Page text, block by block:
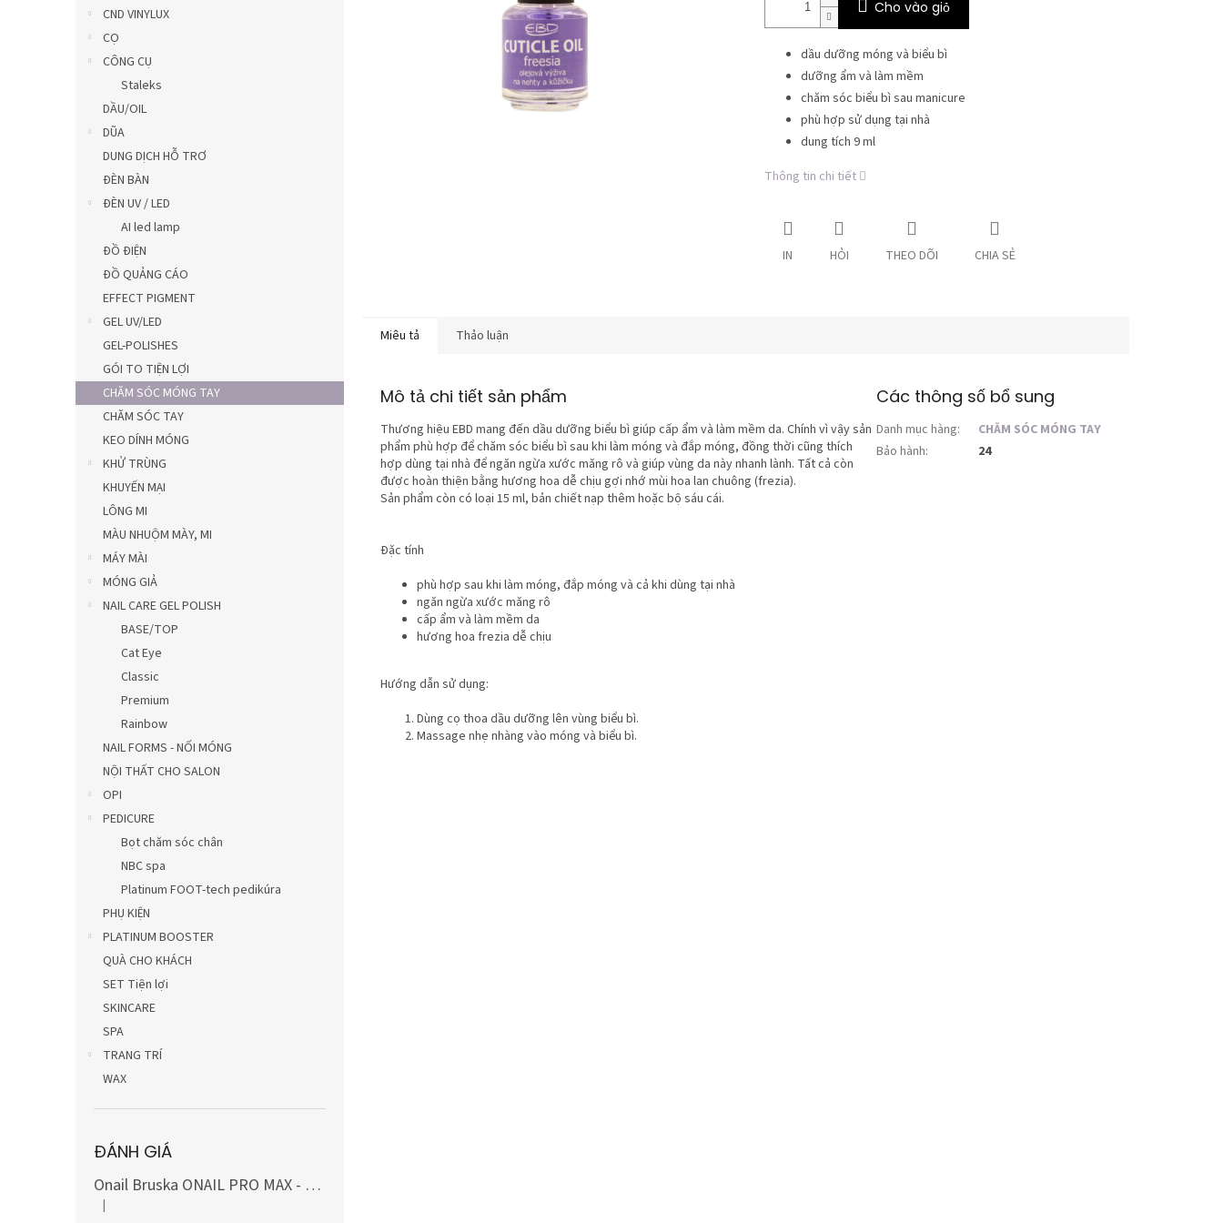
CND VINYLUX
CỌ
CÔNG CỤ
Staleks
DẦU/OIL
DŨA
DUNG DỊCH HỖ TRƠ
ĐÈN BÀN
ĐÈN UV / LED
AI led lamp
ĐỒ ĐIỆN
ĐỒ QUẢNG CÁO
EFFECT PIGMENT
GEL UV/LED
GEL-POLISHES
GÓI TO TIỆN LỢI
CHĂM SÓC MÓNG TAY
CHĂM SÓC TAY
KEO DÍNH MÓNG
KHỬ TRÙNG
KHUYẾN MẠI
LÔNG MI
MÀU NHUỘM MÀY, MI
MÁY MÀI
MÓNG GIẢ
NAIL CARE GEL POLISH
BASE/TOP
Cat Eye
Classic
Premium
Rainbow
NAIL FORMS - NỐI MÓNG
NỘI THẤT CHO SALON
OPI
PEDICURE
Bọt chăm sóc chân
NBC spa
Platinum FOOT-tech pedikúra
PHỤ KIỆN
PLATINUM BOOSTER
QUÀ CHO KHÁCH
SET Tiện lợi
SKINCARE
SPA
TRANG TRÍ
WAX
ĐÁNH GIÁ
Onail Bruska ONAIL PRO MAX - MÀU TRẮNG, bao gồm bộ mũi khoan carbide và kim cương (10 món)
Đánh giá sản phẩm là 5 trên 5 sao.
|
Cho vào giỏ
dầu dưỡng móng và biểu bì
dưỡng ẩm và làm mềm
chăm sóc biểu bì sau manicure
phù hợp sử dụng tại nhà
dung tích 9 ml
Thông tin chi tiết
IN HỎI THEO DÕI CHIA SẺ
Miêu tả Thảo luận
Mô tả chi tiết sản phẩm
Thương hiệu EBD mang đến dầu dưỡng biểu bì giúp cấp ẩm và làm mềm da. Chính vì vậy sản
phẩm phù hợp để chăm sóc biểu bì sau khi làm móng và đắp móng, đồng thời cũng thích
hợp dùng tại nhà để ngăn ngừa xước măng rô và giúp vùng da này nhanh lành. Tất cả còn
được hoàn thiện bằng hương hoa dễ chịu gợi nhớ mùi hoa lan chuông (frezia).
Sản phẩm còn có loại 15 ml, bản chiết nạp thêm hoặc bộ sáu cái.
Đặc tính
phù hợp sau khi làm móng, đắp móng và cả khi dùng tại nhà
ngăn ngừa xước măng rô
cấp ẩm và làm mềm da
hương hoa frezia dễ chịu
Hướng dẫn sử dụng:
Dùng cọ thoa dầu dưỡng lên vùng biểu bì.
Massage nhẹ nhàng vào móng và biểu bì.
Các thông số bổ sung
Danh mục hàng:
CHĂM SÓC MÓNG TAY
Bảo hành: 24